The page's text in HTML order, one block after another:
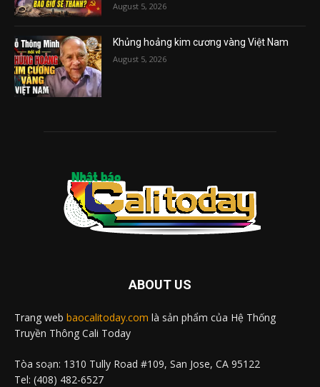
August 5, 2026
Khủng hoảng kim cương vàng Việt Nam
August 5, 2026
ABOUT US
Trang web baocalitoday.com là sản phẩm của Hệ Thống
Truyền Thông Cali Today
Tòa soạn: 1310 Tully Road #109, San Jose, CA 95122
Tel: (408) 482-6527